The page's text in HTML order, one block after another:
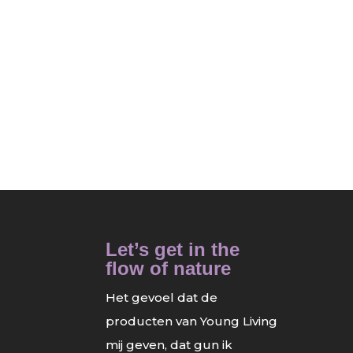
Let’s get in the
flow of nature
Het gevoel dat de
producten van Young Living
mij geven, dat gun ik